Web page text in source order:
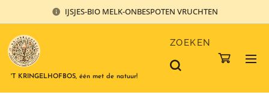
IJSJES-BIO MELK-ONBESPOTEN VRUCHTEN
'T KRINGELHOFBOS, één met de natuur!
ZOEKEN